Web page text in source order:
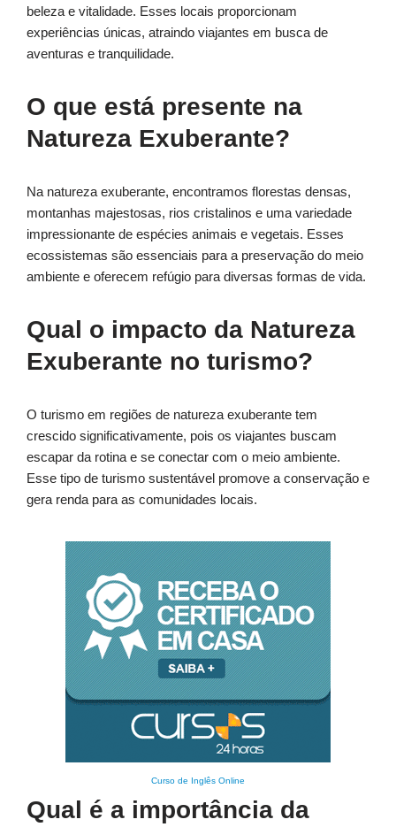
beleza e vitalidade. Esses locais proporcionam
experiências únicas, atraindo viajantes em busca de
aventuras e tranquilidade.
O que está presente na
Natureza Exuberante?
Na natureza exuberante, encontramos florestas densas,
montanhas majestosas, rios cristalinos e uma variedade
impressionante de espécies animais e vegetais. Esses
ecossistemas são essenciais para a preservação do meio
ambiente e oferecem refúgio para diversas formas de vida.
Qual o impacto da Natureza
Exuberante no turismo?
O turismo em regiões de natureza exuberante tem
crescido significativamente, pois os viajantes buscam
escapar da rotina e se conectar com o meio ambiente.
Esse tipo de turismo sustentável promove a conservação e
gera renda para as comunidades locais.
Curso de Inglês Online
Qual é a importância da